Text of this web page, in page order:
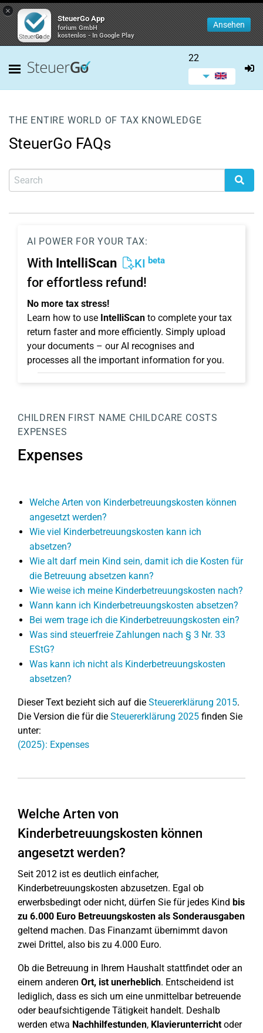
×
SteuerGo App
forium GmbH
kostenlos - In Google Play
Ansehen
22
THE ENTIRE WORLD OF TAX KNOWLEDGE
SteuerGo FAQs
AI POWER FOR YOUR TAX:
With IntelliScan KI beta
for effortless refund!
No more tax stress!
Learn how to use IntelliScan to complete your tax
return faster and more efficiently. Simply upload
your documents – our AI recognises and
processes all the important information for you.
CHILDREN FIRST NAME CHILDCARE COSTS
EXPENSES
Expenses
Welche Arten von Kinderbetreuungskosten können
angesetzt werden?
Wie viel Kinderbetreuungskosten kann ich
absetzen?
Wie alt darf mein Kind sein, damit ich die Kosten für
die Betreuung absetzen kann?
Wie weise ich meine Kinderbetreuungskosten nach?
Wann kann ich Kinderbetreuungskosten absetzen?
Bei wem trage ich die Kinderbetreuungskosten ein?
Was sind steuerfreie Zahlungen nach § 3 Nr. 33
EStG?
Was kann ich nicht als Kinderbetreuungskosten
absetzen?
Dieser Text bezieht sich auf die Steuererklärung 2015.
Die Version die für die Steuererklärung 2025 finden Sie
unter:
(2025): Expenses
Welche Arten von
Kinderbetreuungskosten können
angesetzt werden?
Seit 2012 ist es deutlich einfacher,
Kinderbetreuungskosten abzusetzen. Egal ob
erwerbsbedingt oder nicht, dürfen Sie für jedes Kind bis
zu 6.000 Euro Betreuungskosten als Sonderausgaben
geltend machen. Das Finanzamt übernimmt davon
zwei Drittel, also bis zu 4.000 Euro.
Ob die Betreuung in Ihrem Haushalt stattfindet oder an
einem anderen Ort, ist unerheblich. Entscheidend ist
lediglich, dass es sich um eine unmittelbar betreuende
oder beaufsichtigende Tätigkeit handelt. Deshalb
werden etwa Nachhilfestunden, Klavierunterrichtoder